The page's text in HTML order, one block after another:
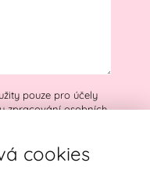
pouze pro účely
zpracování osobních
cookies